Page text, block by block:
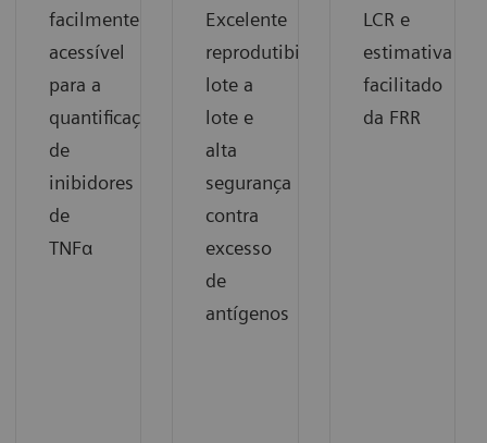
facilmente
acessível
para a
quantificação
de
inibidores
de
TNFα
Excelente
reprodutibilidade
lote a
lote e
alta
segurança
contra
excesso
de
antígenos
LCR e
estimativa
facilitado
da FRR